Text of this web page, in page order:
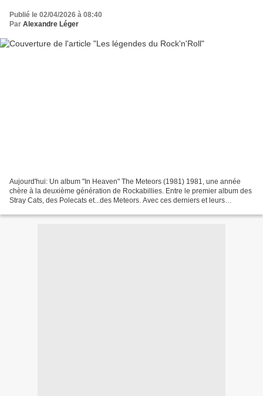
Publié le 02/04/2026 à 08:40
Par Alexandre Léger
Aujourd'hui: Un album "In Heaven" The Meteors (1981) 1981, une année
chère à la deuxième génération de Rockabillies. Entre le premier album des
Stray Cats, des Polecats et...des Meteors. Avec ces derniers et leurs